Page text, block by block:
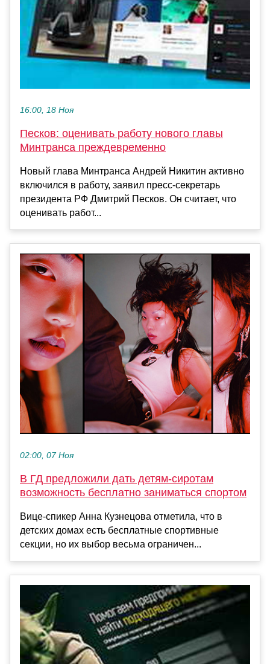
16:00, 18 Ноя
Песков: оценивать работу нового главы
Минтранса преждевременно
Новый глава Минтранса Андрей Никитин активно
включился в работу, заявил пресс-секретарь
президента РФ Дмитрий Песков. Он считает, что
оценивать работ...
02:00, 07 Ноя
В ГД предложили дать детям-сиротам
возможность бесплатно заниматься спортом
Вице-спикер Анна Кузнецова отметила, что в
детских домах есть бесплатные спортивные
секции, но их выбор весьма ограничен...